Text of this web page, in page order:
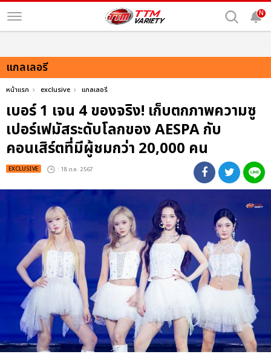
N
แกลเลอรี
หน้าแรก exclusive แกลเลอรี
เบอร์ 1 เจน 4 ของจริง! เก็บตกภาพความซู
เปอร์เฟมัสระดับโลกของ AESPA กับ
คอนเสิร์ตที่มีผู้ชมกว่า 20,000 คน
EXCLUSIVE : 18 ต.ค. 2567